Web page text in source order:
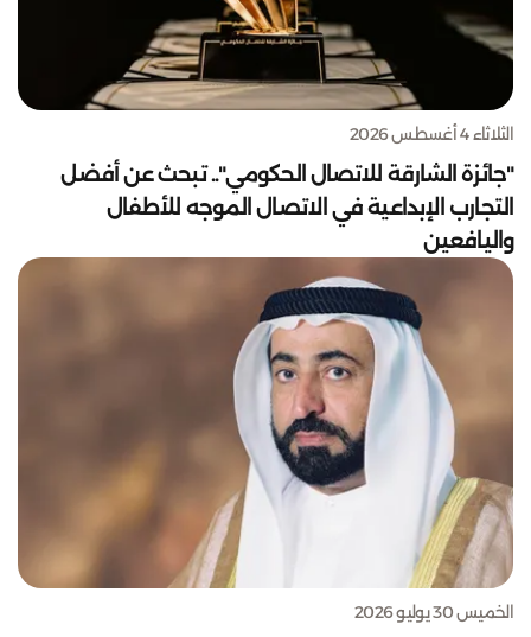
الثلاثاء 4 أغسطس 2026
"جائزة الشارقة للاتصال الحكومي".. تبحث عن أفضل
التجارب الإبداعية في الاتصال الموجه للأطفال
واليافعين
الخميس 30 يوليو 2026